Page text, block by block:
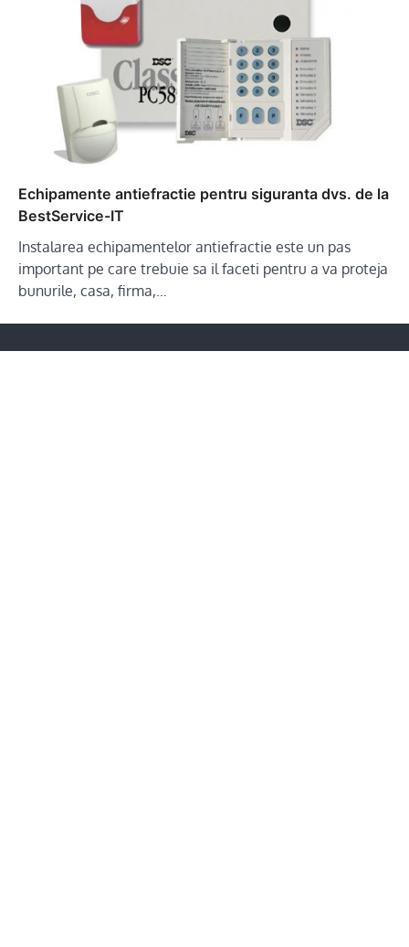
Echipamente antiefractie pentru siguranta dvs. de la
BestService-IT
Instalarea echipamentelor antiefractie este un pas
important pe care trebuie sa il faceti pentru a va proteja
bunurile, casa, firma,…